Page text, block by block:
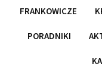
FRANKOWICZE
PORADNIKI